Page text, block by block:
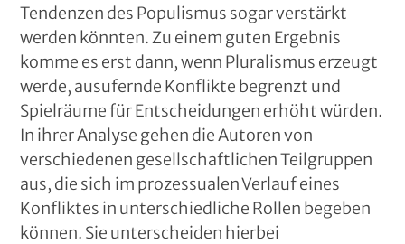
Tendenzen des Populismus sogar verstärkt
werden könnten. Zu einem guten Ergebnis
komme es erst dann, wenn Pluralismus erzeugt
werde, ausufernde Konflikte begrenzt und
Spielräume für Entscheidungen erhöht würden.
In ihrer Analyse gehen die Autoren von
verschiedenen gesellschaftlichen Teilgruppen
aus, die sich im prozessualen Verlauf eines
Konfliktes in unterschiedliche Rollen begeben
können. Sie unterscheiden hierbei